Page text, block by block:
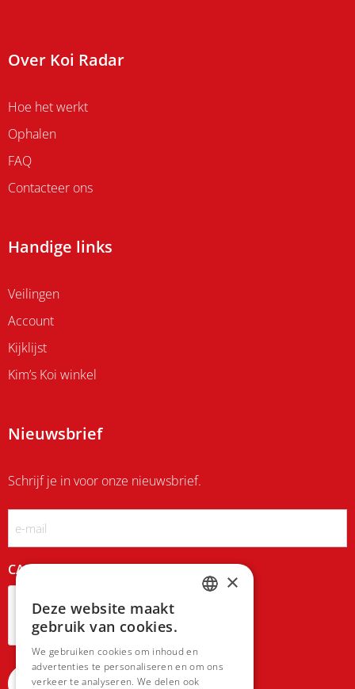
Over Koi Radar
Hoe het werkt
Ophalen
FAQ
Contacteer ons
Handige links
Veilingen
Account
Kijklijst
Kim’s Koi winkel
Nieuwsbrief
Schrijf je in voor onze nieuwsbrief.
CAPTCHA ×
Deze website maakt
gebruik van cookies.
We gebruiken cookies om inhoud en
advertenties te personaliseren en om ons
verkeer te analyseren. We delen ook